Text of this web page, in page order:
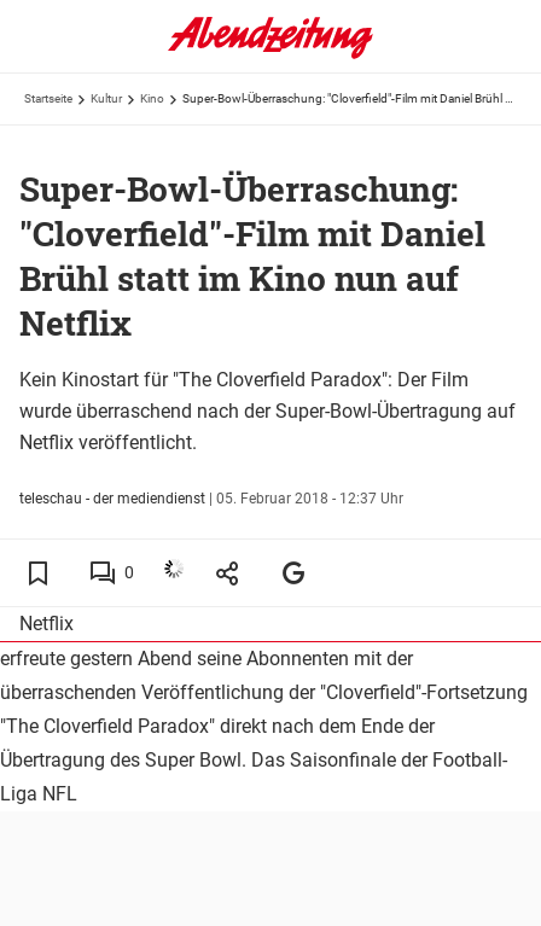
Startseite Kultur Kino
Super-Bowl-Überraschung:
"Cloverfield"-Film mit Daniel
Brühl statt im Kino nun auf
Netflix
Kein Kinostart für "The Cloverfield Paradox": Der Film
wurde überraschend nach der Super-Bowl-Übertragung auf
Netflix veröffentlicht.
teleschau - der mediendienst | 05. Februar 2018 - 12:37 Uhr
0
Netflix
erfreute gestern Abend seine Abonnenten mit der
überraschenden Veröffentlichung der "Cloverfield"-Fortsetzung
"The Cloverfield Paradox" direkt nach dem Ende der
Übertragung des Super Bowl. Das Saisonfinale der Football-
Liga NFL